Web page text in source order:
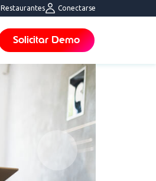
Restaurantes Conectarse
Solicitar Demo